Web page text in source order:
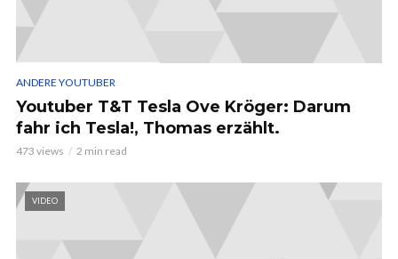
ANDERE YOUTUBER
Youtuber T&T Tesla Ove Kröger: Darum
fahr ich Tesla!, Thomas erzählt.
473 views 2 min read
VIDEO